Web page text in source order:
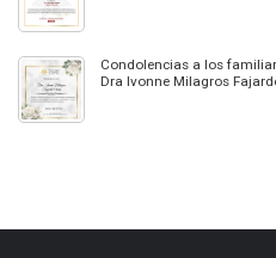
Condolencias a los
Dra Ivonne Milagros